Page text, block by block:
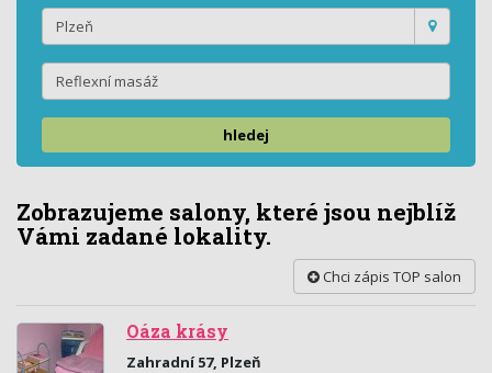
hledej
Zobrazujeme salony, které jsou nejblíž
Vámi zadané lokality.
Chci zápis TOP salon
Oáza krásy
Zahradní 57, Plzeň